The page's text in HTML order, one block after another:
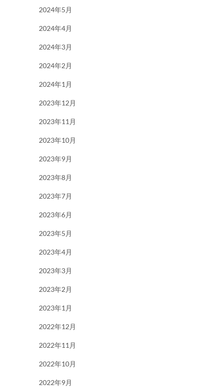
2024年5月
2024年4月
2024年3月
2024年2月
2024年1月
2023年12月
2023年11月
2023年10月
2023年9月
2023年8月
2023年7月
2023年6月
2023年5月
2023年4月
2023年3月
2023年2月
2023年1月
2022年12月
2022年11月
2022年10月
2022年9月